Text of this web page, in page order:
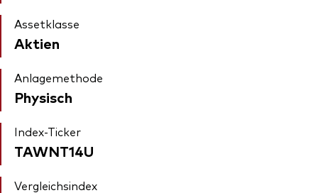
Assetklasse
Aktien
Anlagemethode
Physisch
Index-Ticker
TAWNT14U
Vergleichsindex